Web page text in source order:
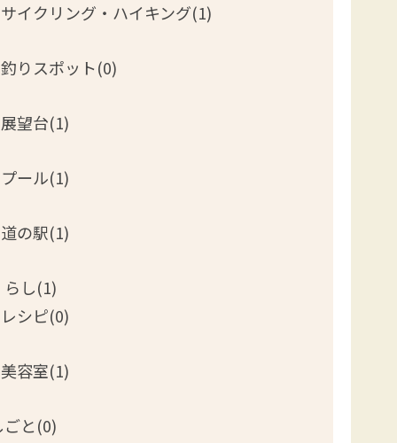
サイクリング・ハイキング(1)
釣りスポット(0)
展望台(1)
プール(1)
道の駅(1)
らし(1)
レシピ(0)
美容室(1)
ごと(0)